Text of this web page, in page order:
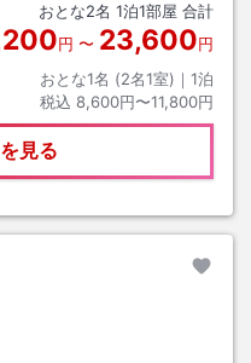
おとな2名 1泊1部屋 合計
円 〜 23,600円
おとな1名 (2名1室)｜ 1泊
税込 8,600円〜11,800円
見る